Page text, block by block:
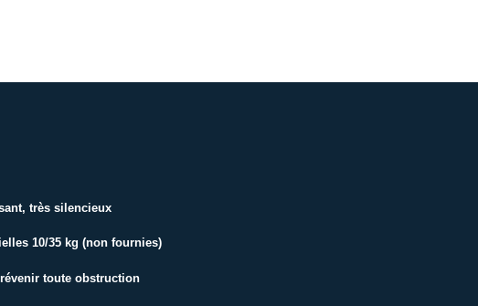
très silencieux
10/35 kg (non fournies)
toute obstruction